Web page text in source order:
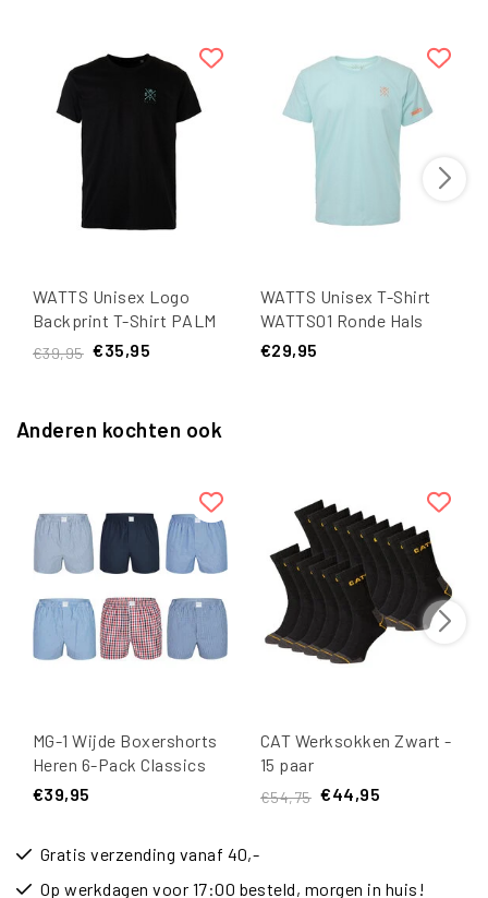
WATTS Unisex Logo
Backprint T-Shirt PALM
Organisch Katoen Zwart
€39,95 €35,95
WATTS Unisex T-Shirt
WATTS01 Ronde Hals
Organisch Katoen Effen
€29,95
Anderen kochten ook
MG-1 Wijde Boxershorts
Heren 6-Pack Classics
Multipack
€39,95
CAT Werksokken Zwart -
15 paar
€54,75 €44,95
Gratis verzending vanaf 40,-
Op werkdagen voor 17:00 besteld, morgen in huis!